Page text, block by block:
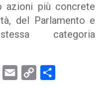
azioni più concrete
del Parlamento e
categoria
Gmail Email
Copy